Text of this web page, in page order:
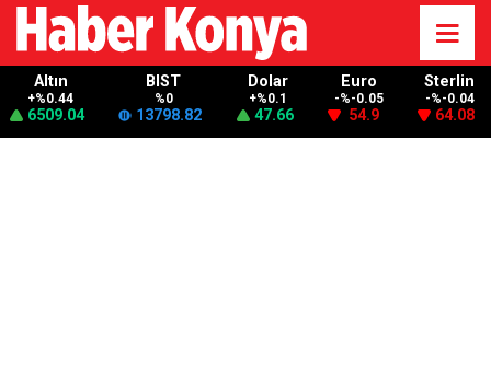
Altın
+%0.44
6509.04
BIST
%0
13798.82
Dolar
+%0.1
47.66
Euro
-%-0.05
54.9
Sterlin
-%-0.04
64.08